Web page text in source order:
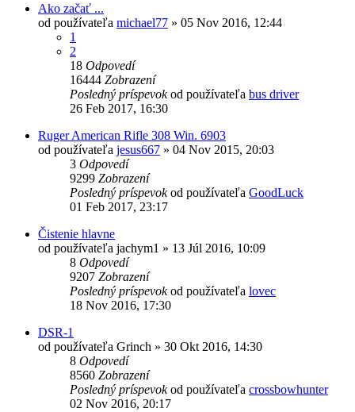
Ako začať ...
od používateľa michael77 » 05 Nov 2016, 12:44
1
2
18 Odpovedí
16444 Zobrazení
Posledný príspevokod používateľa bus driver
26 Feb 2017, 16:30
Ruger American Rifle 308 Win. 6903
od používateľa jesus667 » 04 Nov 2015, 20:03
3 Odpovedí
9299 Zobrazení
Posledný príspevokod používateľa GoodLuck
01 Feb 2017, 23:17
Čistenie hlavne
od používateľa jachym1 » 13 Júl 2016, 10:09
8 Odpovedí
9207 Zobrazení
Posledný príspevokod používateľa lovec
18 Nov 2016, 17:30
DSR-1
od používateľa Grinch » 30 Okt 2016, 14:30
8 Odpovedí
8560 Zobrazení
Posledný príspevokod používateľa crossbowhunter
02 Nov 2016, 20:17